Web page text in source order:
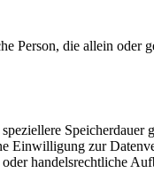
Person, die allein
Einwilligung zur
handelsrechtliche